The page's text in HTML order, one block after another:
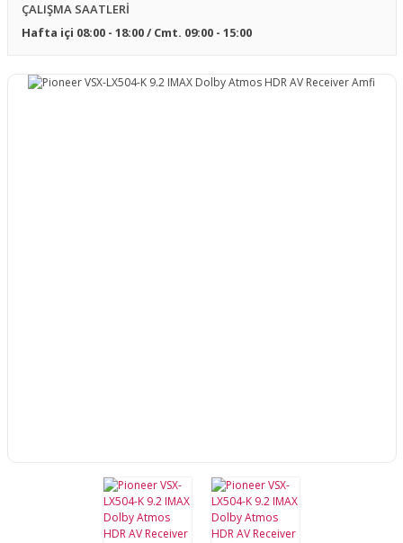
ÇALIŞMA SAATLERİ
Hafta içi 08:00 - 18:00 / Cmt. 09:00 - 15:00